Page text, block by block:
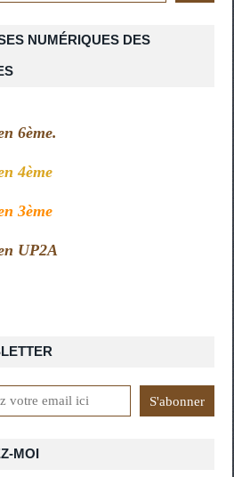
MOI
NUMÉRIQUES DES
6ème.
4ème
3ème
UP2A